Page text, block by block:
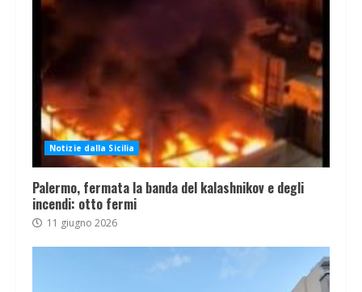
Notizie dalla Sicilia
Palermo, fermata la banda del kalashnikov e degli
incendi: otto fermi
11 giugno 2026